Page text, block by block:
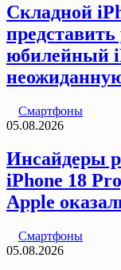
Складной
юбилейный
Смартфоны
05.08.2026
Инсайдеры
iPhone 18
Apple
Смартфоны
05.08.2026